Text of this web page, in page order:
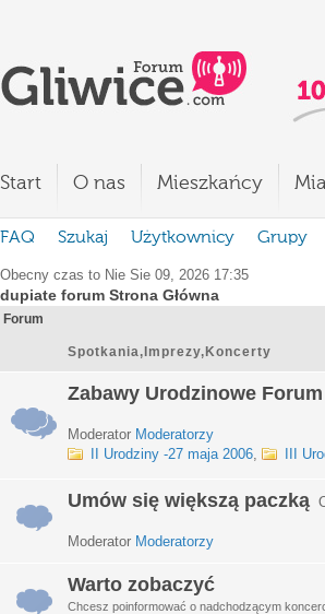
Start O nas Mieszkańcy
FAQ Szukaj Użytkownicy Grupy
Obecny czas to Nie Sie 09, 2026 17:35
dupiate forum Strona Główna
Forum
Spotkania,Imprezy,Koncerty
Zabawy Urodzinowe Forum
Moderator Moderatorzy
II Urodziny -27 maja 2006, III
Umów się większą paczką
Moderator Moderatorzy
Warto zobaczyć
Chcesz poinformować o nadchodzącym